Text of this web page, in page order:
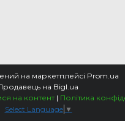
на маркетплейсі Prom.ua
на Bigl.ua
на контент | Політика
Select Language ▼